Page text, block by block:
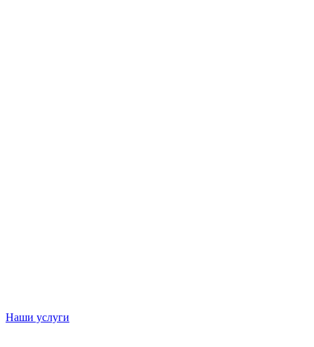
Наши услуги